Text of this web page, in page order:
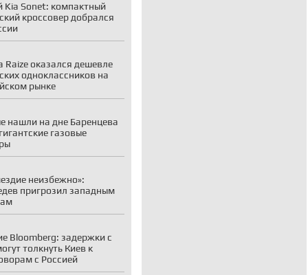
Kia Sonet: компактный
кроссовер добрался
Raize оказался дешевле
одноклассников на
рынке
нашли на дне Баренцева
газовые
неизбежно»:
пригрозил западным
Bloomberg: задержки с
толкнуть Киев к
с Россией